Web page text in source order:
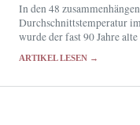
In den 48
Durchschnittstemperatur
wurde der fast 90 Jahre
ARTIKEL LESEN →